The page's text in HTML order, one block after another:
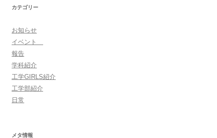
カテゴリー
お知らせ
イベント
報告
学科紹介
工学GIRLS紹介
工学部紹介
日常
メタ情報